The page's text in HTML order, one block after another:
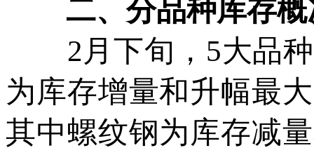
二、分品种库存概
2月下旬，5大品种
为库存增量和升幅最
其中螺纹钢为库存减